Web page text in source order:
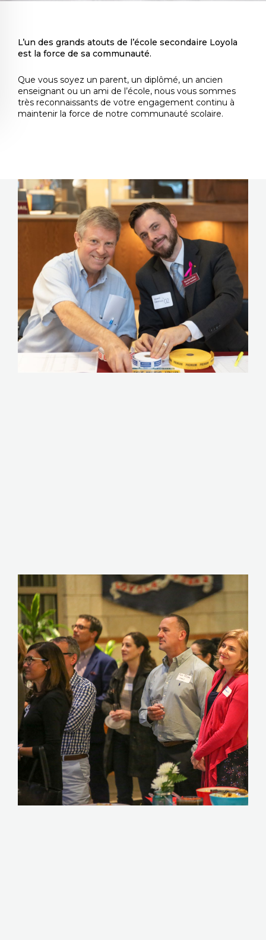
L’un des grands atouts de l’école secondaire Loyola
est la force de sa communauté.
Que vous soyez un parent, un diplômé, un ancien
enseignant ou un ami de l’école, nous vous sommes
très reconnaissants de votre engagement continu à
maintenir la force de notre communauté scolaire.